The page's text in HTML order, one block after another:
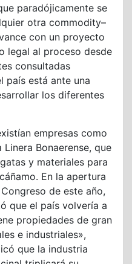
paradójicamente se
otra commodity–
con un proyecto
legal al proceso desde
consultadas
país está ante una
los diferentes
empresas como
Bonaerense, que
y materiales para
En la apertura
de este año,
que el país volvería a
propiedades de gran
e industriales»,
que la industria